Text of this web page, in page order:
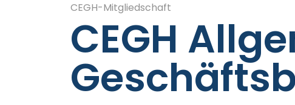
CEGH-Mitgliedschaft
CEGH